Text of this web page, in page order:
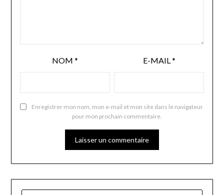
NOM * E-MAIL*
Enregistrer mon nom, mon e-mail et mon site dans le navigateur
pour mon prochain commentaire.